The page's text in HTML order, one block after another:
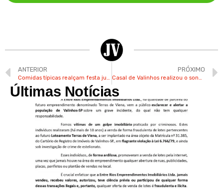
ANTERIOR
Comidas típicas realçam festa julina de São Cristóvão em Valinhos
PRÓXIMO
Casal de Valinhos realizou o sonho de se casar após 30 anos de história
Últimas Notícias